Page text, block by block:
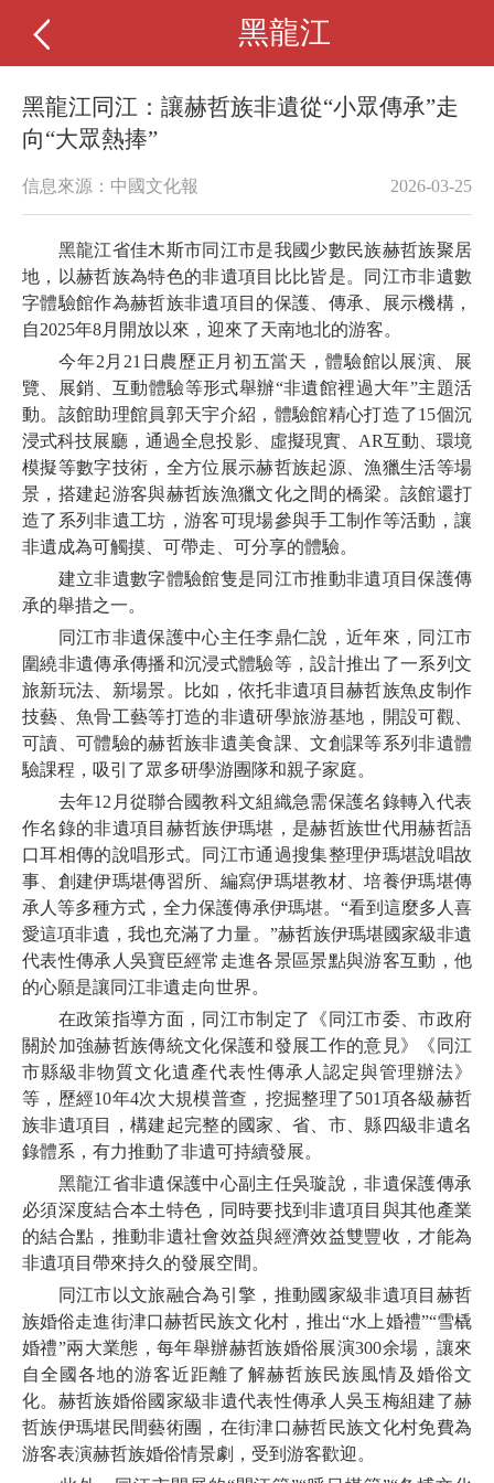
黑龍江
黑龍江同江：讓赫哲族非遺從“小眾傳承”走
向“大眾熱捧”
信息來源：中國文化報 2026-03-25
黑龍江省佳木斯市同江市是我國少數民族赫哲族聚居
地，以赫哲族為特色的非遺項目比比皆是。同江市非遺數
字體驗館作為赫哲族非遺項目的保護、傳承、展示機構，
自2025年8月開放以來，迎來了天南地北的游客。
今年2月21日農歷正月初五當天，體驗館以展演、展
覽、展銷、互動體驗等形式舉辦“非遺館裡過大年”主題活
動。該館助理館員郭天宇介紹，體驗館精心打造了15個沉
浸式科技展廳，通過全息投影、虛擬現實、AR互動、環境
模擬等數字技術，全方位展示赫哲族起源、漁獵生活等場
景，搭建起游客與赫哲族漁獵文化之間的橋梁。該館還打
造了系列非遺工坊，游客可現場參與手工制作等活動，讓
非遺成為可觸摸、可帶走、可分享的體驗。
建立非遺數字體驗館隻是同江市推動非遺項目保護傳
承的舉措之一。
同江市非遺保護中心主任李鼎仁說，近年來，同江市
圍繞非遺傳承傳播和沉浸式體驗等，設計推出了一系列文
旅新玩法、新場景。比如，依托非遺項目赫哲族魚皮制作
技藝、魚骨工藝等打造的非遺研學旅游基地，開設可觀、
可讀、可體驗的赫哲族非遺美食課、文創課等系列非遺體
驗課程，吸引了眾多研學游團隊和親子家庭。
去年12月從聯合國教科文組織急需保護名錄轉入代表
作名錄的非遺項目赫哲族伊瑪堪，是赫哲族世代用赫哲語
口耳相傳的說唱形式。同江市通過搜集整理伊瑪堪說唱故
事、創建伊瑪堪傳習所、編寫伊瑪堪教材、培養伊瑪堪傳
承人等多種方式，全力保護傳承伊瑪堪。“看到這麼多人喜
愛這項非遺，我也充滿了力量。”赫哲族伊瑪堪國家級非遺
代表性傳承人吳寶臣經常走進各景區景點與游客互動，他
的心願是讓同江非遺走向世界。
在政策指導方面，同江市制定了《同江市委、市政府
關於加強赫哲族傳統文化保護和發展工作的意見》《同江
市縣級非物質文化遺產代表性傳承人認定與管理辦法》
等，歷經10年4次大規模普查，挖掘整理了501項各級赫哲
族非遺項目，構建起完整的國家、省、市、縣四級非遺名
錄體系，有力推動了非遺可持續發展。
黑龍江省非遺保護中心副主任吳璇說，非遺保護傳承
必須深度結合本土特色，同時要找到非遺項目與其他產業
的結合點，推動非遺社會效益與經濟效益雙豐收，才能為
非遺項目帶來持久的發展空間。
同江市以文旅融合為引擎，推動國家級非遺項目赫哲
族婚俗走進街津口赫哲民族文化村，推出“水上婚禮”“雪橇
婚禮”兩大業態，每年舉辦赫哲族婚俗展演300余場，讓來
自全國各地的游客近距離了解赫哲族民族風情及婚俗文
化。赫哲族婚俗國家級非遺代表性傳承人吳玉梅組建了赫
哲族伊瑪堪民間藝術團，在街津口赫哲民族文化村免費為
游客表演赫哲族婚俗情景劇，受到游客歡迎。